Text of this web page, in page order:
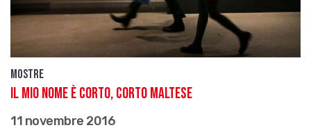
Mostre
Il mio nome è Corto, Corto Maltese
11 novembre 2016